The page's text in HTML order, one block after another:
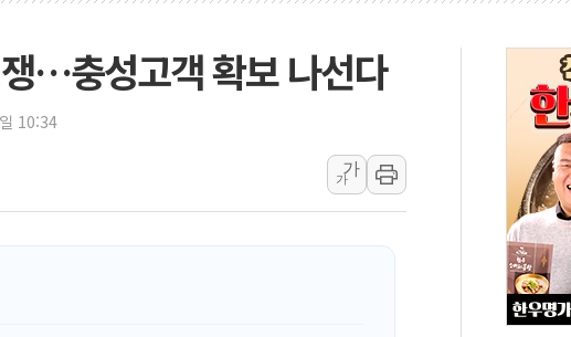
트럼프, 中 겨냥 폴리실리콘 관세 15% 부과…美 태양광주 급등
[사진] 빈살만과 에르도안의 만남
이란와이어 "이란 최고지도자 위독…곧 사망해도 놀랍지 않아"
남동발전, 해남군에 국내 최대 규모 400MW 태양광 착공…여의도
[인도증시] 중동 불안 속 유가 상승에 소폭 하락...금융주 낙폭 커
황희 '폐버스 청년주택' SNS 글 역풍에 "정부정책 아냐" 해명
폭염 누그러지고 가뭄 숙지나...경북동해안권 8~9일 최대 100mm
사우디·튀르키예·파키스탄, '공동방위협정' 체결… 수니파 국가들
신길동 신축도 3.3㎡당 7250만원…써밋 클라비온 59㎡ 18억원대
…충성고객 확보 나선다
10:34
가
가